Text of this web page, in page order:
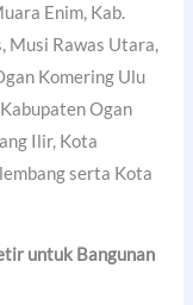
Enim, Kab.
Musi Rawas Utara,
Komering Ulu
Ogan
Ilir, Kota
serta Kota
untuk Bangunan